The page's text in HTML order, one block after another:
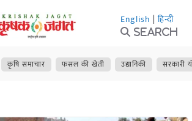
English | हिन्दी
Search
कृषि समाचार फसल की खेती उद्यानिकी सरकारी